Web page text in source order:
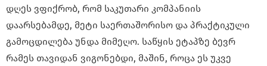
დღეს ვფიქრობ, რომ საკუთარი კომპანიის
დაარსებამდე, მეტი საერთაშორისო და პრაქტიკული
გამოცდილება უნდა მიმეღო. საწყის ეტაპზე ბევრ
რამეს თავიდან ვიგონებდი, მაშინ, როცა ეს უკვე